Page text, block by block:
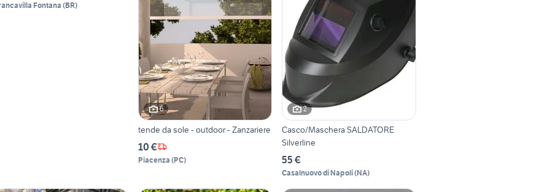
Fontana(BR)
6
tende da sole - outdoor - Zanzariere
10 €
Piacenza (PC)
2
Casco/Maschera SALDATORE
Silverline
55 €
Casalnuovo di Napoli(NA)